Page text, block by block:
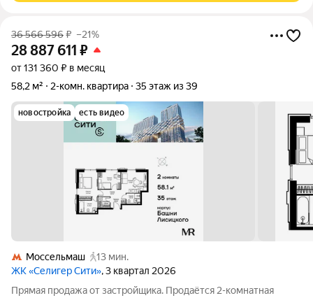
36 566 596₽ –21%
28 887 611 ₽
от 131 360 ₽ в месяц
58,2 м²
2-комн. квартира 35 этаж из 39
новостройка есть видео
Моссельмаш
13 мин.
ЖК «Селигер Сити», 3 квартал 2026
Прямая продажа от застройщика. Продаётся 2-комнатная